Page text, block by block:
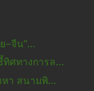
–จีน”...
ศทางการล...
หา สนามพิ...